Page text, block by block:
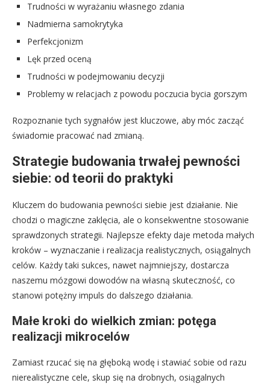
Trudności w wyrażaniu własnego zdania
Nadmierna samokrytyka
Perfekcjonizm
Lęk przed oceną
Trudności w podejmowaniu decyzji
Problemy w relacjach z powodu poczucia bycia gorszym
Rozpoznanie tych sygnałów jest kluczowe, aby móc zacząć
świadomie pracować nad zmianą.
Strategie budowania trwałej pewności
siebie: od teorii do praktyki
Kluczem do budowania pewności siebie jest działanie. Nie
chodzi o magiczne zaklęcia, ale o konsekwentne stosowanie
sprawdzonych strategii. Najlepsze efekty daje metoda małych
kroków – wyznaczanie i realizacja realistycznych, osiągalnych
celów. Każdy taki sukces, nawet najmniejszy, dostarcza
naszemu mózgowi dowodów na własną skuteczność, co
stanowi potężny impuls do dalszego działania.
Małe kroki do wielkich zmian: potęga
realizacji mikrocelów
Zamiast rzucać się na głęboką wodę i stawiać sobie od razu
nierealistyczne cele, skup się na drobnych, osiągalnych